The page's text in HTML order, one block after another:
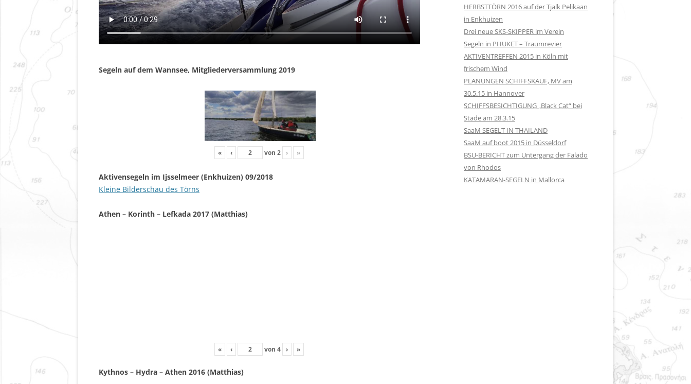
Segeln auf dem Wannsee, Mitgliederversammlung 2019
« ‹ von2 › »
Aktivensegeln im Ijsselmeer (Enkhuizen) 09/2018
Kleine Bilderschau des Törns
Athen – Korinth – Lefkada 2017 (Matthias)
« ‹ von4 › »
Kythnos – Hydra – Athen 2016 (Matthias)
HERBSTTÖRN 2016 auf der Tjalk Pelikaan
in Enkhuizen
Drei neue SKS-SKIPPER im Verein
Segeln in PHUKET – Traumrevier
AKTIVENTREFFEN 2015 in Köln mit
frischem Wind
PLANUNGEN SCHIFFSKAUF, MV am
30.5.15 in Hannover
SCHIFFSBESICHTIGUNG „Black Cat“ bei
Stade am 28.3.15
SaaM SEGELT IN THAILAND
SaaM auf boot 2015 in Düsseldorf
BSU-BERICHT zum Untergang der Falado
von Rhodos
KATAMARAN-SEGELN in Mallorca